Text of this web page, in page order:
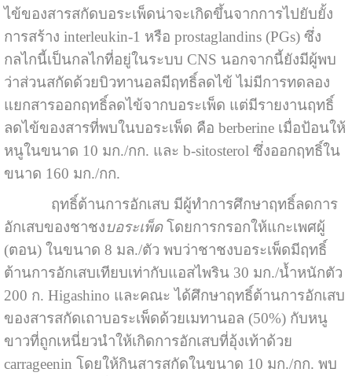
ไข้ของสารสกัดบอระเพ็ดน่าจะเกิดขึ้นจากการไปยับยั้ง
การสร้าง interleukin-1 หรือ prostaglandins (PGs) ซึ่ง
กลไกนี้เป็นกลไกที่อยู่ในระบบ CNS นอกจากนี้ยังมีผู้พบ
ว่าส่วนสกัดด้วยบิวทานอลมีฤทธิ์ลดไข้ ไม่มีการทดลอง
แยกสารออกฤทธิ์ลดไข้จากบอระเพ็ด แต่มีรายงานฤทธิ์
ลดไข้ของสารที่พบในบอระเพ็ด คือ berberine เมื่อป้อนให้
หนูในขนาด 10 มก./กก. และ b-sitosterol ซึ่งออกฤทธิ์ใน
ขนาด 160 มก./กก.
ฤทธิ์ต้านการอักเสบ มีผู้ทำการศึกษาฤทธิ์ลดการ
อักเสบของชาชงบอระเพ็ดโดยการกรอกให้แกะเพศผู้
(ตอน) ในขนาด 8 มล./ตัว พบว่าชาชงบอระเพ็ดมีฤทธิ์
ต้านการอักเสบเทียบเท่ากับแอสไพริน 30 มก./น้ำหนักตัว
200 ก. Higashino และคณะ ได้ศึกษาฤทธิ์ต้านการอักเสบ
ของสารสกัดเถาบอระเพ็ดด้วยเมทานอล (50%) กับหนู
ขาวที่ถูกเหนี่ยวนำให้เกิดการอักเสบที่อุ้งเท้าด้วย
carrageenin โดยให้กินสารสกัดในขนาด 10 มก./กก. พบ